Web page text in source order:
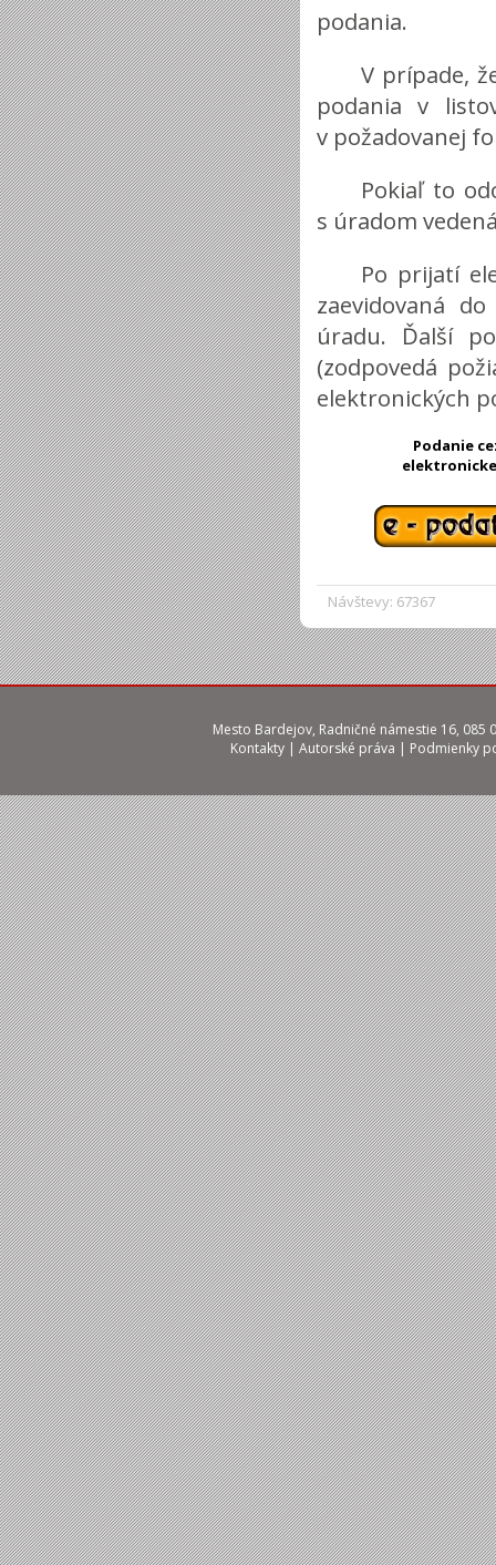
Návštevy: 67367
podania.
V prípade,
podania v
v požadovanej
Pokiaľ to
s úradom
Po prijatí
zaevidovaná
úradu. Ďalší
(zodpovedá
elektronických
Podanie
Mesto Bardejov, Radničné námestie 16, 085
Kontakty | Autorské práva | Podmienky